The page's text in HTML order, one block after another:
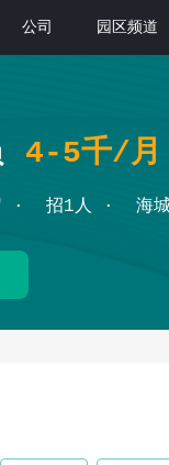
公司 园区频道
4-5千/月
招1人 海